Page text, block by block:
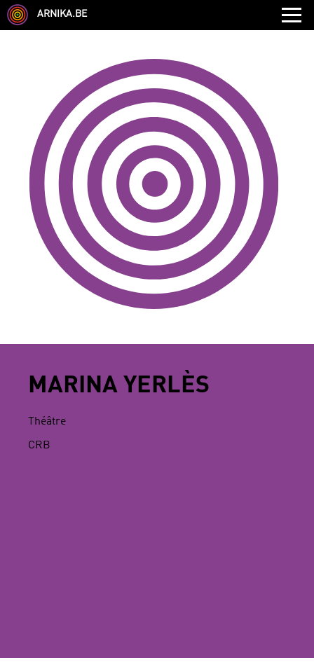
ARNIKA.BE
AUTRE COMPÉTENCE TYPE
LANGUES PARLÉES ÉCOLE
CHEVEUX TAILLE
CORPULENCE ANNÉE DE NAISSANCE
ANNULER LES FILTRES
MARINA YERLÈS
Théâtre
CRB